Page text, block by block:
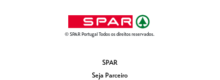
© SPAR Portugal Todos os direitos reservados.
SPAR
Seja Parceiro